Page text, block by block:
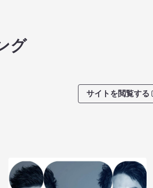
グ
サイトを閲覧する